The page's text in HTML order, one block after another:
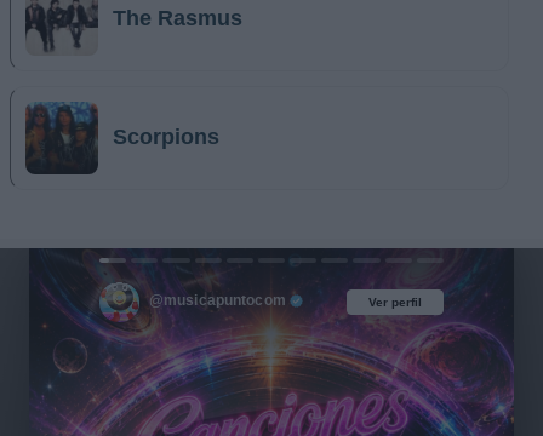
The Rasmus
Scorpions
Ver perfil
@musicapuntocom Ver perfil